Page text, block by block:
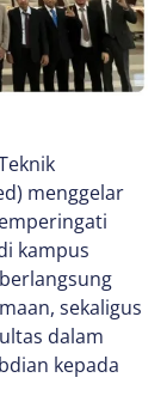
menggelar
kampus
sekaligus
dalam
kepada